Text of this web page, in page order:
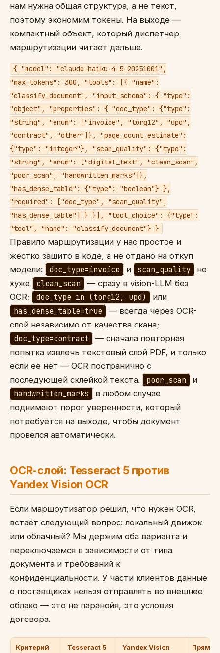
нам нужна общая структура, а не текст,
поэтому экономим токены. На выходе —
компактный объект, который диспетчер
маршрутизации читает дальше.
{ "model": "claude-haiku-4-5-20251001",
"max_tokens": 300, "tools": [{ "name":
"classify_document", "input_schema": { "type":
"object", "properties": { "doc_type": {"type":
"string", "enum": ["invoice", "torg12", "upd",
"contract", "other"]}, "page_count_estimate":
{"type": "integer"}, "scan_quality": {"type":
"string", "enum": ["digital_text", "clean_scan",
"poor_scan", "handwritten_marks"]},
"has_dense_table": {"type": "boolean"} },
"required": ["doc_type", "scan_quality",
"has_dense_table"] } }], "tool_choice": {"type":
"tool", "name": "classify_document"} }
Правило маршрутизации у нас простое и
жёстко зашито в коде, а не отдано на откуп
модели:
doc_type=invoice и scan_quality
не
хуже
clean_scan
— сразу в vision-LLM без
OCR;
doc_type in (torg12, upd) или
has_dense_table=true
— всегда через OCR-
слой независимо от качества скана;
doc_type=contract
— сначала повторная
попытка извлечь текстовый слой PDF, и только
если её нет — OCR постранично с
последующей склейкой текста.
poor_scan и
handwritten_marks
в любом случае
поднимают порог уверенности, который
потребуется на выходе, чтобы документ
провёлся автоматически.
OCR-слой: Tesseract 5 против
Yandex Vision OCR
Если маршрутизатор решил, что нужен OCR,
встаёт следующий вопрос: локальный движок
или облачный? Мы держим оба варианта и
переключаемся в зависимости от типа
документа и требований к
конфиденциальности. У части клиентов данные
о поставщиках нельзя отправлять во внешнее
облако — это не паранойя, это условия
договора.
Критерий
Tesseract 5
Yandex Vision
Прямой